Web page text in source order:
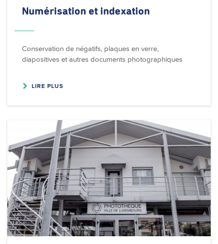
Numérisation et indexation
Conservation de négatifs, plaques en verre,
diapositives et autres documents photographiques
LIRE PLUS